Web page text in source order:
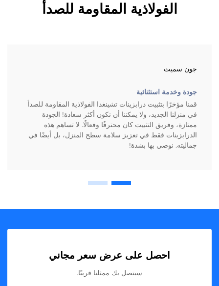
الفولاذية المقاومة للصدأ
جون سميث
جودة وخدمة استثنائية
قمنا مؤخرًا بتثبيت درابزينات تشينغدا الفولاذية المقاومة للصدأ
في منزلنا الجديد، ولا يمكننا أن نكون أكثر سعادة! الجودة
ممتازة، وفريق التثبيت كان محترفًا وفعالًا. لا تساهم هذه
الدرابزينات فقط في تعزيز سلامة سطح المنزل، بل أيضًا في
جماليته. نوصي بها بشدة!
احصل على عرض سعر مجاني
سيتصل بك ممثلنا قريبًا.